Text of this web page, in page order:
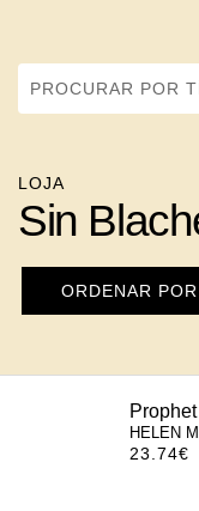
Procurar por Título, ISBN,
LOJA
Sin
ORDENAR POR
Prophet
HELEN
23.74€